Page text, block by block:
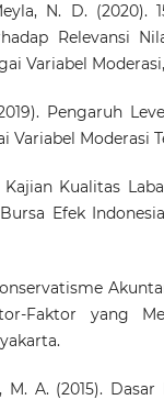
N. D. (2020).
Relevansi
Variabel Moderasi,
Pengaruh
Variabel Moderasi
Kajian Kualitas
Efek
Faktor yang
M. A. (2015).